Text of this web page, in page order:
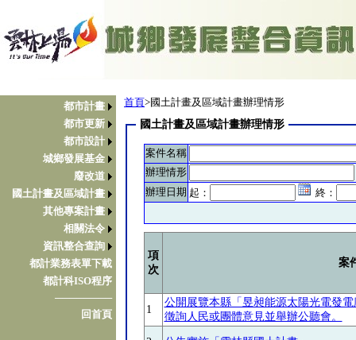
都市計畫
都市更新
都市設計
城鄉發展基金
廢改道
國土計畫及區域計畫
其他專案計畫
相關法令
資訊整合查詢
都計業務表單下載
都計科ISO程序
────────
回首頁
首頁>國土計畫及區域計畫辦理情形
國土計畫及區域計畫辦理情形
案件名稱
辦理情形
辦理日期 起： 終：
項
次
案
1
公開展覽本縣「昱昶能源太陽光電發
徵詢人民或團體意見並舉辦公聽會。